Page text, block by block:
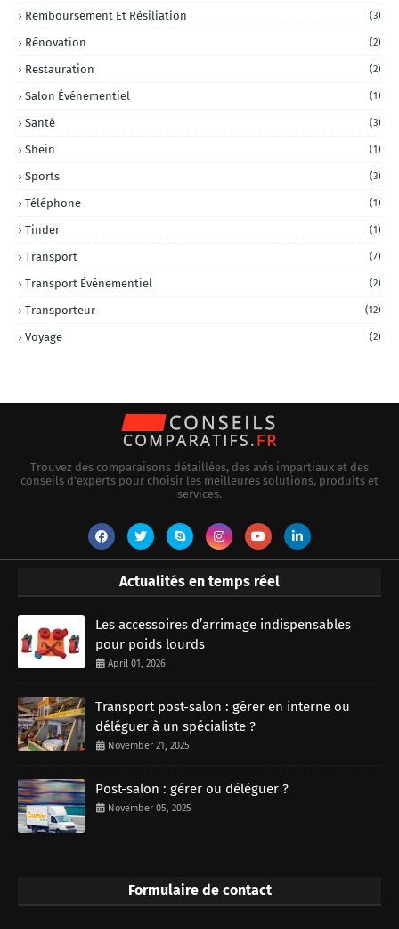
Remboursement Et Résiliation (3)
Rénovation (2)
Restauration (2)
Salon Événementiel (1)
Santé (3)
Shein (1)
Sports (3)
Téléphone (1)
Tinder (1)
Transport (7)
Transport Événementiel (2)
Transporteur (12)
Voyage (2)
Trouvez des comparaisons détaillées, des avis impartiaux et des
conseils d'experts pour choisir les meilleures solutions, produits et
services.
Actualités en temps réel
Les accessoires d’arrimage indispensables
pour poids lourds
April 01, 2026
Transport post-salon : gérer en interne ou
déléguer à un spécialiste ?
November 21, 2025
Post-salon : gérer ou déléguer ?
November 05, 2025
Formulaire de contact